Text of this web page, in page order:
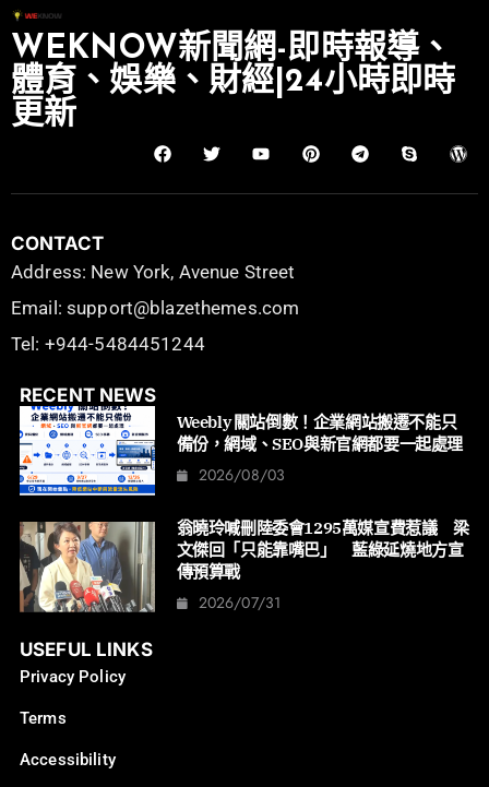
WEKNOW新聞網-即時報導、
體育、娛樂、財經|24小時即時
更新
CONTACT
Address: New York, Avenue Street
Email: support@blazethemes.com
Tel: +944-5484451244
RECENT NEWS
Weebly 關站倒數！企業網站搬遷不能只
備份，網域、SEO與新官網都要一起處理
2026/08/03
翁曉玲喊刪陸委會1295萬媒宣費惹議 梁
文傑回「只能靠嘴巴」 藍綠延燒地方宣
傳預算戰
2026/07/31
USEFUL LINKS
Privacy Policy
Terms
Accessibility